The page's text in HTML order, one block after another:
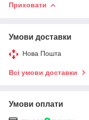
Приховати
Умови доставки
Нова Пошта
Всі умови доставки
Умови оплати